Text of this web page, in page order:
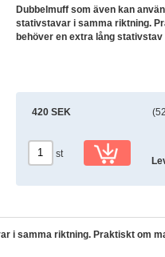
Dubbelmuff som även kan
stativstavar i samma riktning.
behöver en extra lång
420 SEK
st
i samma riktning. Praktiskt om